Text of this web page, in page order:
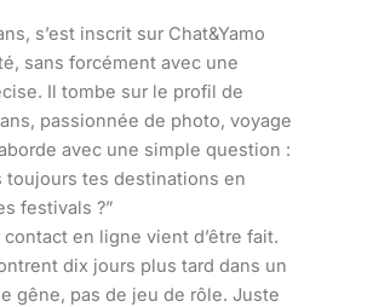
s’est inscrit sur Chat&Yamo
sans forcément avec une
Il tombe sur le profil de
passionnée de photo, voyage
avec une simple question :
toujours tes destinations en
festivals ?”
contact en ligne vient d’être fait.
dix jours plus tard dans un
gêne, pas de jeu de rôle. Juste